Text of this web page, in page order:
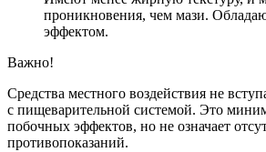
проникновения, чем мази.
эффектом.
Важно!
Средства местного воздействия не
с пищеварительной системой. Это
побочных эффектов, но не означает
противопоказаний.